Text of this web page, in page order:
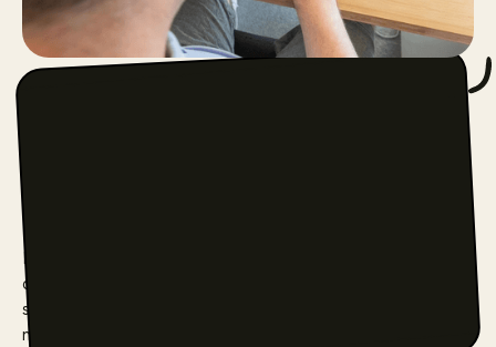
storytelling vidéos ?
Le
communiquer et former simplement et efficacement.Le
schéma narratif du storytelling vidéo attire l’attention et la
maintient tout au long du visionnage. Les spectateurs